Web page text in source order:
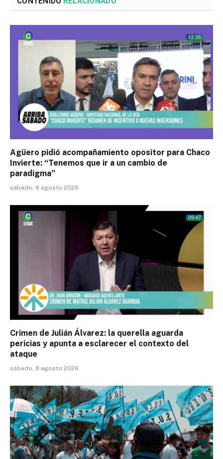
Agüero pidió acompañamiento opositor para Chaco
Invierte: “Tenemos que ir a un cambio de
paradigma”
sábado, 8 agosto 2026
Crimen de Julián Álvarez: la querella aguarda
pericias y apunta a esclarecer el contexto del
ataque
sábado, 8 agosto 2026